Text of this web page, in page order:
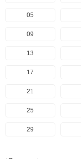
05
09
13
17
21
25
29